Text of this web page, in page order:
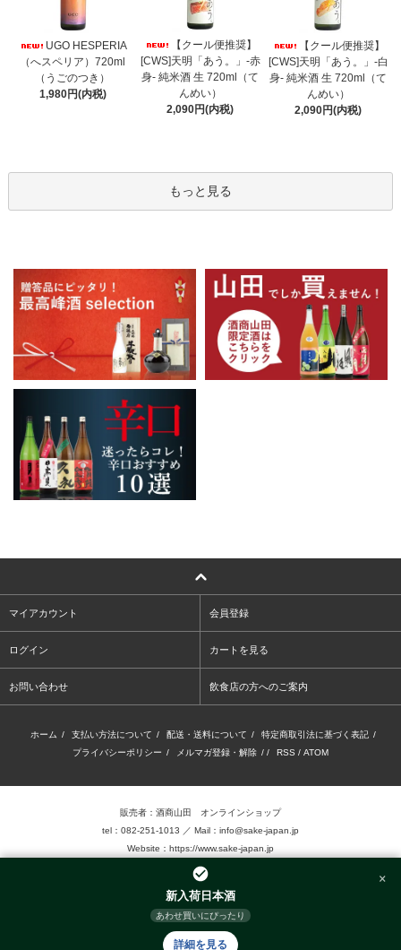
×
新入荷日本酒
あわせ買いにぴったり
詳細を見る
UGO HESPERIA
（へスペリア）720ml
（うごのつき）
1,980円(内税)
【クール便推奨】
[CWS]天明「あう。」-赤
身- 純米酒 生 720ml（て
んめい）
2,090円(内税)
【クール便推奨】
[CWS]天明「あう。」-白
身- 純米酒 生 720ml（て
んめい）
2,090円(内税)
もっと見る
マイアカウント 会員登録
ログイン カートを見る
お問い合わせ 飲食店の方へのご案内
ホーム / 支払い方法について / 配送・送料について / 特定商取引法に基づく表記 /
プライバシーポリシー / メルマガ登録・解除 / / RSS / ATOM
販売者：酒商山田 オンラインショップ
tel：082-251-1013 ／ Mail：info@sake-japan.jp
Website： https://www.sake-japan.jp
未成年者の飲酒は、法律で禁じられています。
当店では、20歳以上の年齢であることを確認 できない場合、お酒を販売致しません。
©2016.Sake-Show Yamada Inc. Allrights reserved.